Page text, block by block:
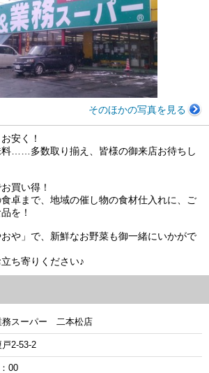
そのほかの写真を見る
安く！
……多数取り揃え、皆様の御来店お待ちし
買い得！
卓まで、地域の催し物の食材仕入れに、ご
を！
や」で、新鮮なお野菜も御一緒にいかがで
ち寄りください♪
務スーパー 二本松店
2-53-2
00